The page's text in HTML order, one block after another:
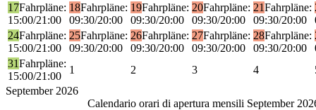
17Fahrpläne:
15:00/21:00
18Fahrpläne:
09:30/20:00
19Fahrpläne:
09:30/20:00
20Fahrpläne:
09:30/20:00
21Fahrpläne:
09:30/20:00
24Fahrpläne:
15:00/21:00
25Fahrpläne:
09:30/20:00
26Fahrpläne:
09:30/20:00
27Fahrpläne:
09:30/20:00
28Fahrpläne:
09:30/20:00
31Fahrpläne:
15:00/21:00
1 2 3 4
September 2026
Calendario orari di apertura mensili September